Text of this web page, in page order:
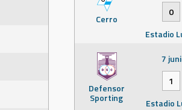
Cerro
0
Estadio
Defensor
Sporting
7
1
Estadio